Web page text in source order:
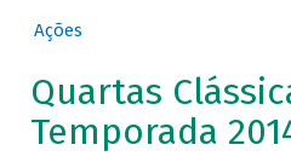
Ações
Quartas
Temporada